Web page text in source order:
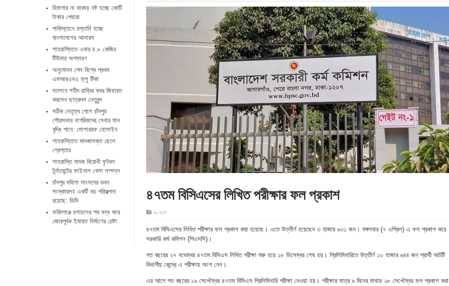
৪৭তম বিসিএসের লিখিত পরীক্ষার ফল প্রকাশ
in জবস
৪৭তম বিসিএসের লিখিত পরীক্ষার ফল প্রকাশ করা হয়েছে। এতে উত্তীর্ণ হয়েছেন ৩ হাজার ৬৩১ জন। মঙ্গলবার (৭ এপ্রিল) এ ফল প্রকাশ করে
সরকারি কর্ম কমিশন (পিএসসি)।
গত বছরের ২৭ নভেম্বর ৪৭তম বিসিএস লিখিত পরীক্ষা শুরু হয়ে ১৮ ডিসেম্বর শেষ হয়। প্রিলিমিনারিতে উত্তীর্ণ ১০ হাজার ৬৪৪ জন প্রার্থী আটটি
বিভাগীয় কেন্দ্রে এ পরীক্ষায় অংশ নেন।
এর আগে গত বছরের ১৯ সেপ্টেম্বর ৪৭তম বিসিএস প্রিলিমিনারি পরীক্ষা নেওয়া হয়। পরীক্ষার মাত্র ৯ দিনের মাথায় ২৮ সেপ্টেম্বর ফল প্রকাশ করা
হিমাগার না থাকায় নষ্ট হচ্ছে কোটি
টাকার পেয়ারা
পাকিস্তানে রপ্তানি হচ্ছে
বাংলাদেশের আনারস
শাহরাস্তিতে এবার ৪.৮ কেজির
টিউমার অপসারণ
অনুমোদন পেল বিশ্বে প্রথম
এমআরএনএ ফ্লু টিকা
মতলবে শহীদ রাব্বির কবর জিয়ারত
করলেন ছাত্রদল নেতৃবৃন্দ
সঠিক নেতৃত্ব পেলে চাঁদপুর
পৌরসভার নাগরিকদের সেবার মান
বৃদ্ধি পাবে: মোশাররফ হোসাইন
শাহরাস্তিতে মাদকাসক্ত ছেলে
গ্রেপ্তার
শাহরাস্তি মাদক বিরোধী ফুটবল
টুর্নামেন্টের ফাইনাল খেলা সম্পন্ন
চাঁদপুর মহিলা সাংসদের ভবন
সংস্কারসহ একটি বড় পরিকল্পনা
রয়েছে: ডিসি
ফরিদগঞ্জে চলাচলের পথ বন্ধ করে
জোরপূর্বক ইমারত নির্মাণের চেষ্টা